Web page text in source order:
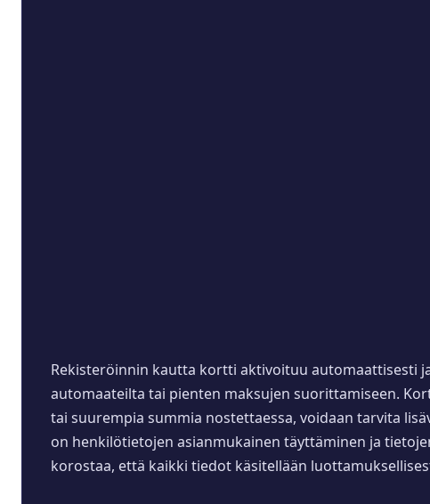
Rekisteröinnin kautta kortti aktivoituu automaattisesti
automaateilta tai pienten maksujen suorittamiseen.
tai suurempia summia nostettaessa, voidaan tarvita
on henkilötietojen asianmukainen täyttäminen ja
korostaa, että kaikki tiedot käsitellään